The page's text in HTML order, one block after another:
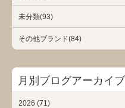
未分類(93)
その他ブランド(84)
月別ブログアーカイブ
2026 (71)